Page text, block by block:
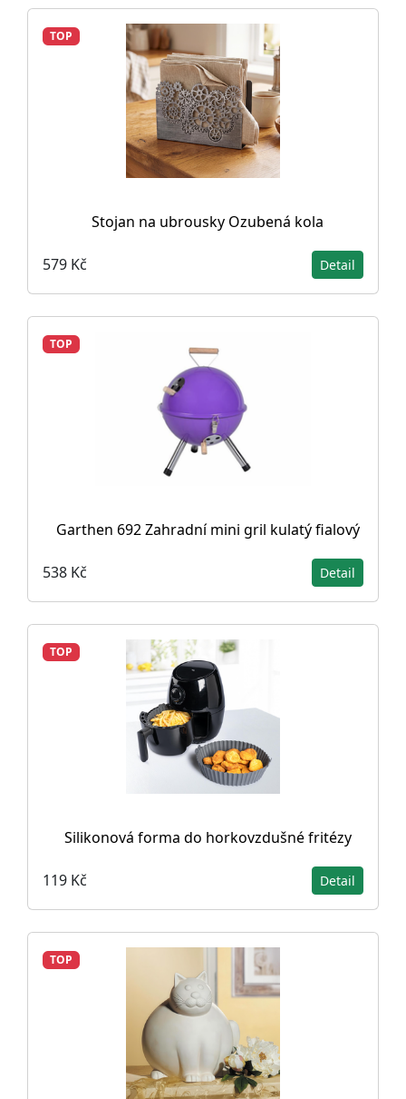
TOP
Stojan na ubrousky Ozubená kola
579 Kč Detail
TOP
Garthen 692 Zahradní mini gril kulatý fialový
538 Kč Detail
TOP
Silikonová forma do horkovzdušné fritézy
119 Kč Detail
TOP